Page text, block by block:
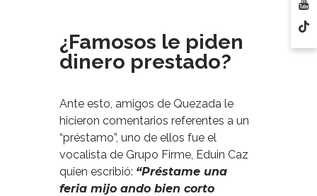
¿Famosos le piden
dinero prestado?
Ante esto, amigos de Quezada le
hicieron comentarios referentes a un
“préstamo”, uno de ellos fue el
vocalista de Grupo Firme, Eduin Caz
quien escribió: “Préstame una
feria mijo ando bien corto